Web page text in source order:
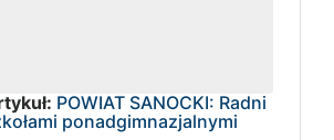
POWIAT SANOCKI: Radni
ponadgimnazjalnymi